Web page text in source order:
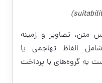
متن، تصاویر و زمینه
الفاظ تهاجمی یا
گروه‌های با پرداخت